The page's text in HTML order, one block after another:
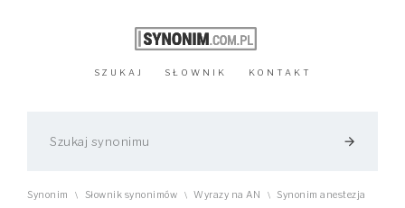
SZUKAJ SŁOWNIK KONTAKT
arrow_forward
Synonim \ Słownik synonimów \ Wyrazy na AN \ Synonim anestezja